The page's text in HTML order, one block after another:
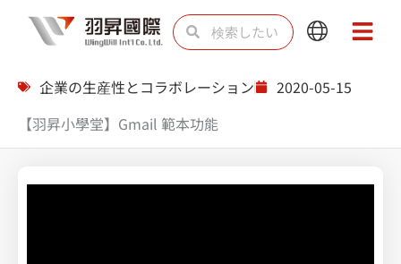
検
索 索
Main
Main
企業の生産性とコラボレーション
2020-05-15
【羽昇小學堂】Gmail 範本功能